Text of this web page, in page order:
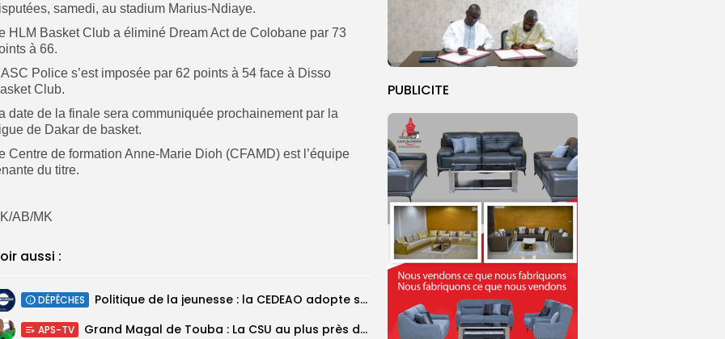
PUBLICITE
samedi, au stadium Marius-Ndiaye.
HLM Basket Club a éliminé Dream Act de Colobane par 73
à 66.
Police s’est imposée par 62 points à 54 face à Disso
Club.
date de la finale sera communiquée prochainement par la
de Dakar de basket.
Centre de formation Anne-Marie Dioh (CFAMD) est l’équipe
du titre.
AB/MK
aussi :
DÉPÊCHES Politique de la jeunesse : la CEDEAO adopte son plan d’actions stratégiques...
APS-TV Grand Magal de Touba : La CSU au plus près des pèlerins